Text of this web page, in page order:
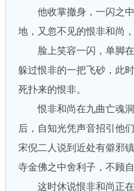
他收掌撤身，一闪之中
地，又忽不见的恨非和尚
脸上笑容一闪，单脚在
躲过恨非的一把飞砂，此
死扑来的恨非。
恨非和尚在九曲亡魂洞
后，自知光凭声音招引他
宋倪二人说到近处有僻邪
寺金佛之中舍利子，不顾
这时休说恨非和尚正在